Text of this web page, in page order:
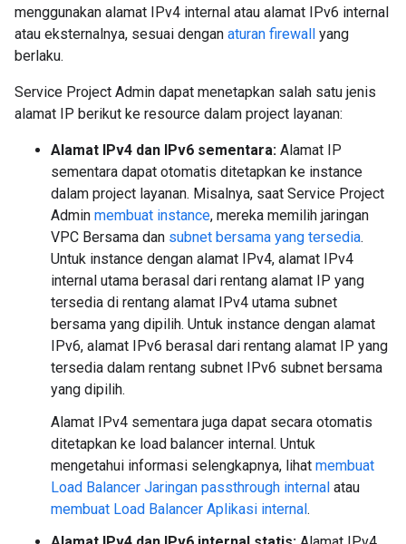
menggunakan alamat IPv4 internal atau alamat IPv6 internal
atau eksternalnya, sesuai dengan aturan firewall yang
berlaku.
Service Project Admin dapat menetapkan salah satu jenis
alamat IP berikut ke resource dalam project layanan:
Alamat IPv4 dan IPv6 sementara: Alamat IP
sementara dapat otomatis ditetapkan ke instance
dalam project layanan. Misalnya, saat Service Project
Admin membuat instance, mereka memilih jaringan
VPC Bersama dan subnet bersama yang tersedia.
Untuk instance dengan alamat IPv4, alamat IPv4
internal utama berasal dari rentang alamat IP yang
tersedia di rentang alamat IPv4 utama subnet
bersama yang dipilih. Untuk instance dengan alamat
IPv6, alamat IPv6 berasal dari rentang alamat IP yang
tersedia dalam rentang subnet IPv6 subnet bersama
yang dipilih.
Alamat IPv4 sementara juga dapat secara otomatis
ditetapkan ke load balancer internal. Untuk
mengetahui informasi selengkapnya, lihat membuat
Load Balancer Jaringan passthrough internal atau
membuat Load Balancer Aplikasi internal.